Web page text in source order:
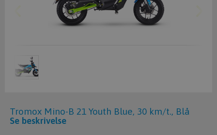
Tromox Mino-B 21 Youth Blue, 30 km/t., Blå
Se beskrivelse